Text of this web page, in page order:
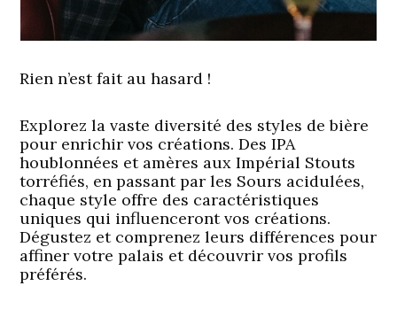
Rien n’est fait au hasard !
Explorez la vaste diversité des styles de bière
pour enrichir vos créations. Des IPA
houblonnées et amères aux Impérial Stouts
torréfiés, en passant par les Sours acidulées,
chaque style offre des caractéristiques
uniques qui influenceront vos créations.
Dégustez et comprenez leurs différences pour
affiner votre palais et découvrir vos profils
préférés.